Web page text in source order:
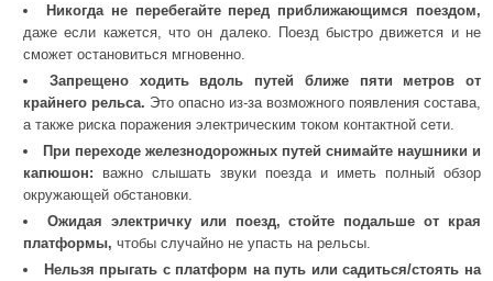
Никогда не перебегайте перед приближающимся поездом,
даже если кажется, что он далеко. Поезд быстро движется и не
сможет остановиться мгновенно.
Запрещено ходить вдоль путей ближе пяти метров от
крайнего рельса. Это опасно из-за возможного появления состава,
а также риска поражения электрическим током контактной сети.
При переходе железнодорожных путей снимайте наушники и
капюшон: важно слышать звуки поезда и иметь полный обзор
окружающей обстановки.
Ожидая электричку или поезд, стойте подальше от края
платформы, чтобы случайно не упасть на рельсы.
Нельзя прыгать с платформ на путь или садиться/стоять на